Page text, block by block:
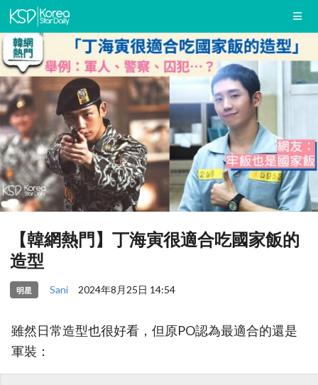
【韓網熱門】丁海寅很適合吃國家飯的
造型
明星 Sani 2024年8月25日 14:54
雖然日常造型也很好看，但原PO認為最適合的還是
軍裝：